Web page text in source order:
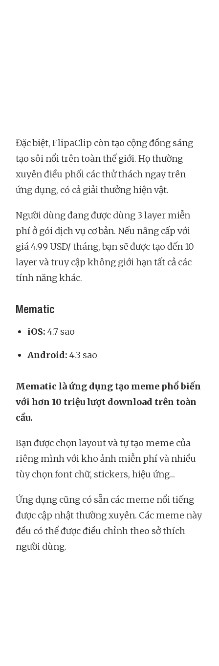
Đặc biệt, FlipaClip còn tạo cộng đồng sáng
tạo sôi nổi trên toàn thế giới. Họ thường
xuyên điều phối các thử thách ngay trên
ứng dụng, có cả giải thưởng hiện vật.
Người dùng đang được dùng 3 layer miễn
phí ở gói dịch vụ cơ bản. Nếu nâng cấp với
giá 4.99 USD/ tháng, bạn sẽ được tạo đến 10
layer và truy cập không giới hạn tất cả các
tính năng khác.
Mematic
iOS: 4.7 sao
Android: 4.3 sao
Mematic là ứng dụng tạo meme phổ biến
với hơn 10 triệu lượt download trên toàn
cầu.
Bạn được chọn layout và tự tạo meme của
riêng mình với kho ảnh miễn phí và nhiều
tùy chọn font chữ, stickers, hiệu ứng…
Ứng dụng cũng có sẵn các meme nổi tiếng
được cập nhật thường xuyên. Các meme này
đều có thể được điều chỉnh theo sở thích
người dùng.